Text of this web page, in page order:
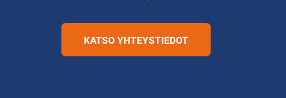
KATSO YHTEYSTIEDOT